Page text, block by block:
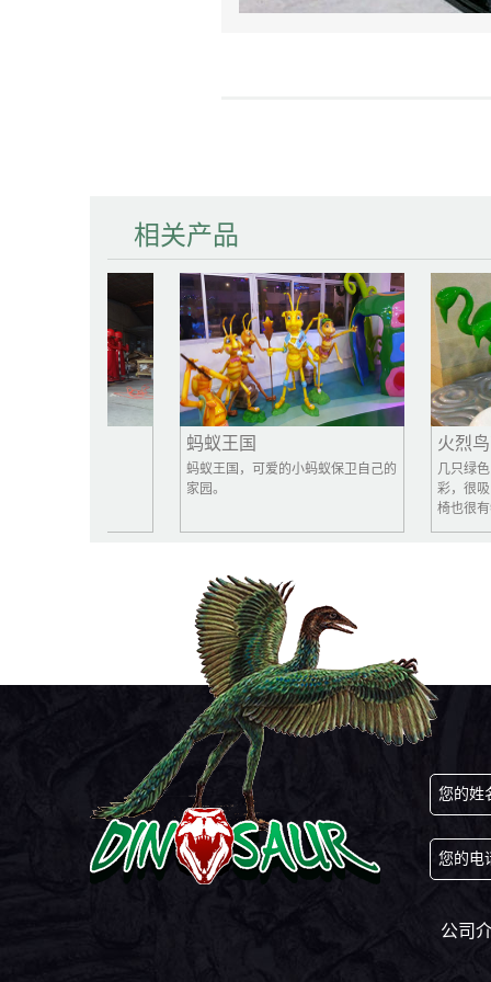
相关产品
蚂蚁王国
蚂蚁王国，可爱的小蚂蚁保卫自己的
家园。
火烈鸟商
几只绿色的
彩，很吸引
椅也很有特
您的姓
您的电
公司